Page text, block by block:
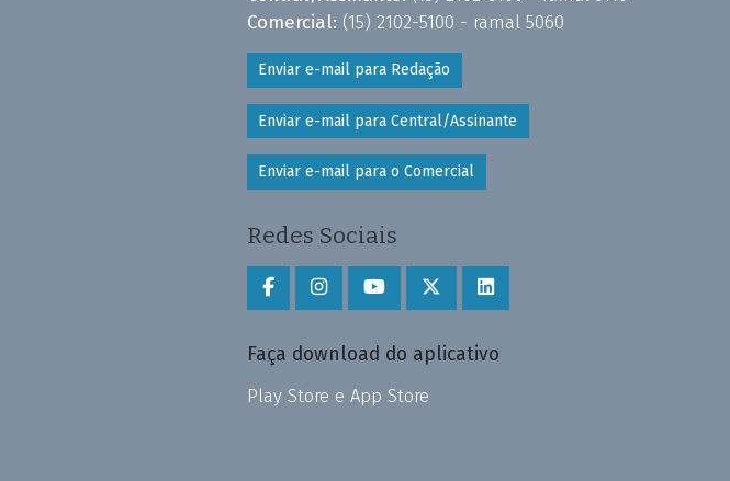
Comercial: (15) 2102-5100 - ramal 5060
Enviar e-mail para Redação
Enviar e-mail para Central/Assinante
Enviar e-mail para o Comercial
Redes Sociais
Faça download do aplicativo
Play Store e App Store